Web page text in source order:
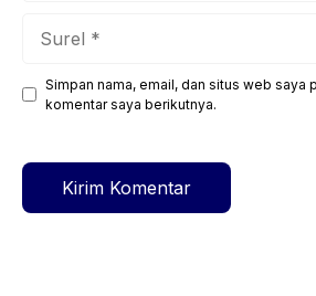
Situs
web
Simpan nama, email, dan situs web saya
komentar saya berikutnya.